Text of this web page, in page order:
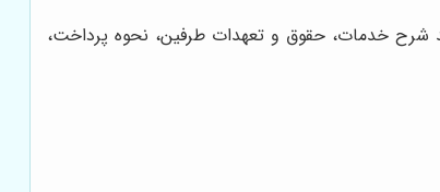
شرح خدمات، حقوق و تعهدات طرفین، نحوه پرداخت،